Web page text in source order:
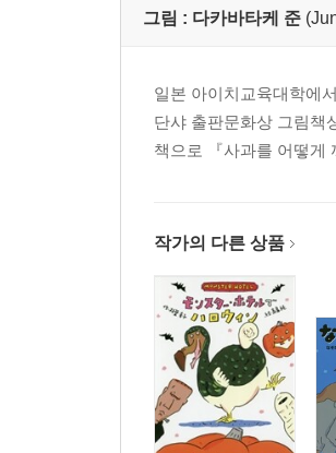
그림 : 다카바타케 준
일본 아이치교육대학에
단샤 출판문화상 그림책
책으로 『사과를 어떻게
작가의 다른 상품